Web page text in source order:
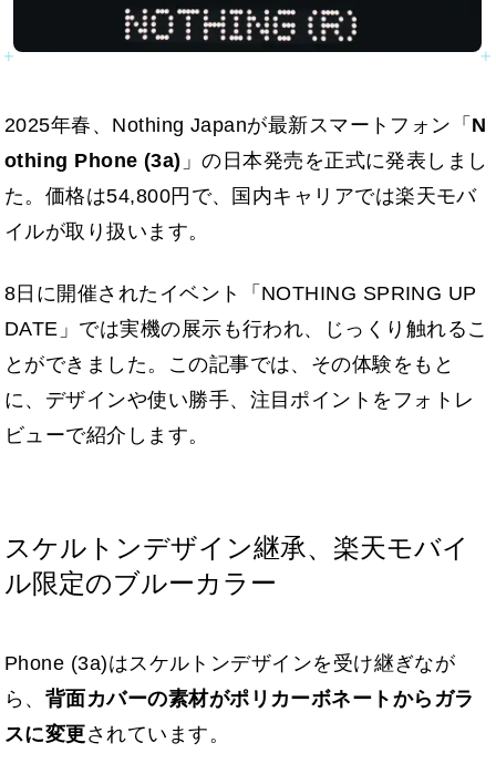
2025年春、Nothing Japanが最新スマートフォン「 N
othing Phone (3a) 」の日本発売を正式に発表しまし
た。価格は54,800円で、国内キャリアでは楽天モバ
イルが取り扱います。
8日に開催されたイベント「NOTHING SPRING UP
DATE」では実機の展示も行われ、じっくり触れるこ
とができました。この記事では、その体験をもと
に、デザインや使い勝手、注目ポイントをフォトレ
ビューで紹介します。
スケルトンデザイン継承、楽天モバイ
ル限定のブルーカラー
Phone (3a)はスケルトンデザインを受け継ぎなが
ら、 背面カバーの素材がポリカーボネートからガラ
スに変更されています。